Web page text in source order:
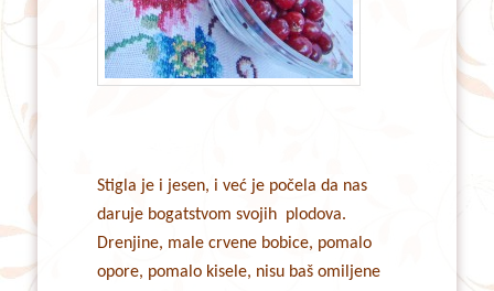
Stigla je i jesen, i već je počela da nas
daruje bogatstvom svojih plodova.
Drenjine, male crvene bobice, pomalo
opore, pomalo kisele, nisu baš omiljene